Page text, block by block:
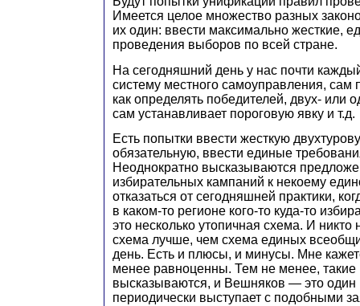
Имеется целое множество разных
их один: ввести максимально жесткие,
проведения выборов по всей стране.
На сегодняшний день у нас почти
систему местного самоуправления, сам
как определять победителей, двух- или
сам устанавливает пороговую явку и т.д.
Есть попытки ввести жесткую
обязательную, ввести единые
Неоднократно высказываются
избирательных кампаний к некоему
отказаться от сегодняшней практики,
в каком-то регионе кого-то куда-то
это несколько утопичная схема. И никто
схема лучше, чем схема единых
день. Есть и плюсы, и минусы. Мне
менее равноценны. Тем не менее,
высказываются, и Вешняков — это один
периодически выступает с подобными